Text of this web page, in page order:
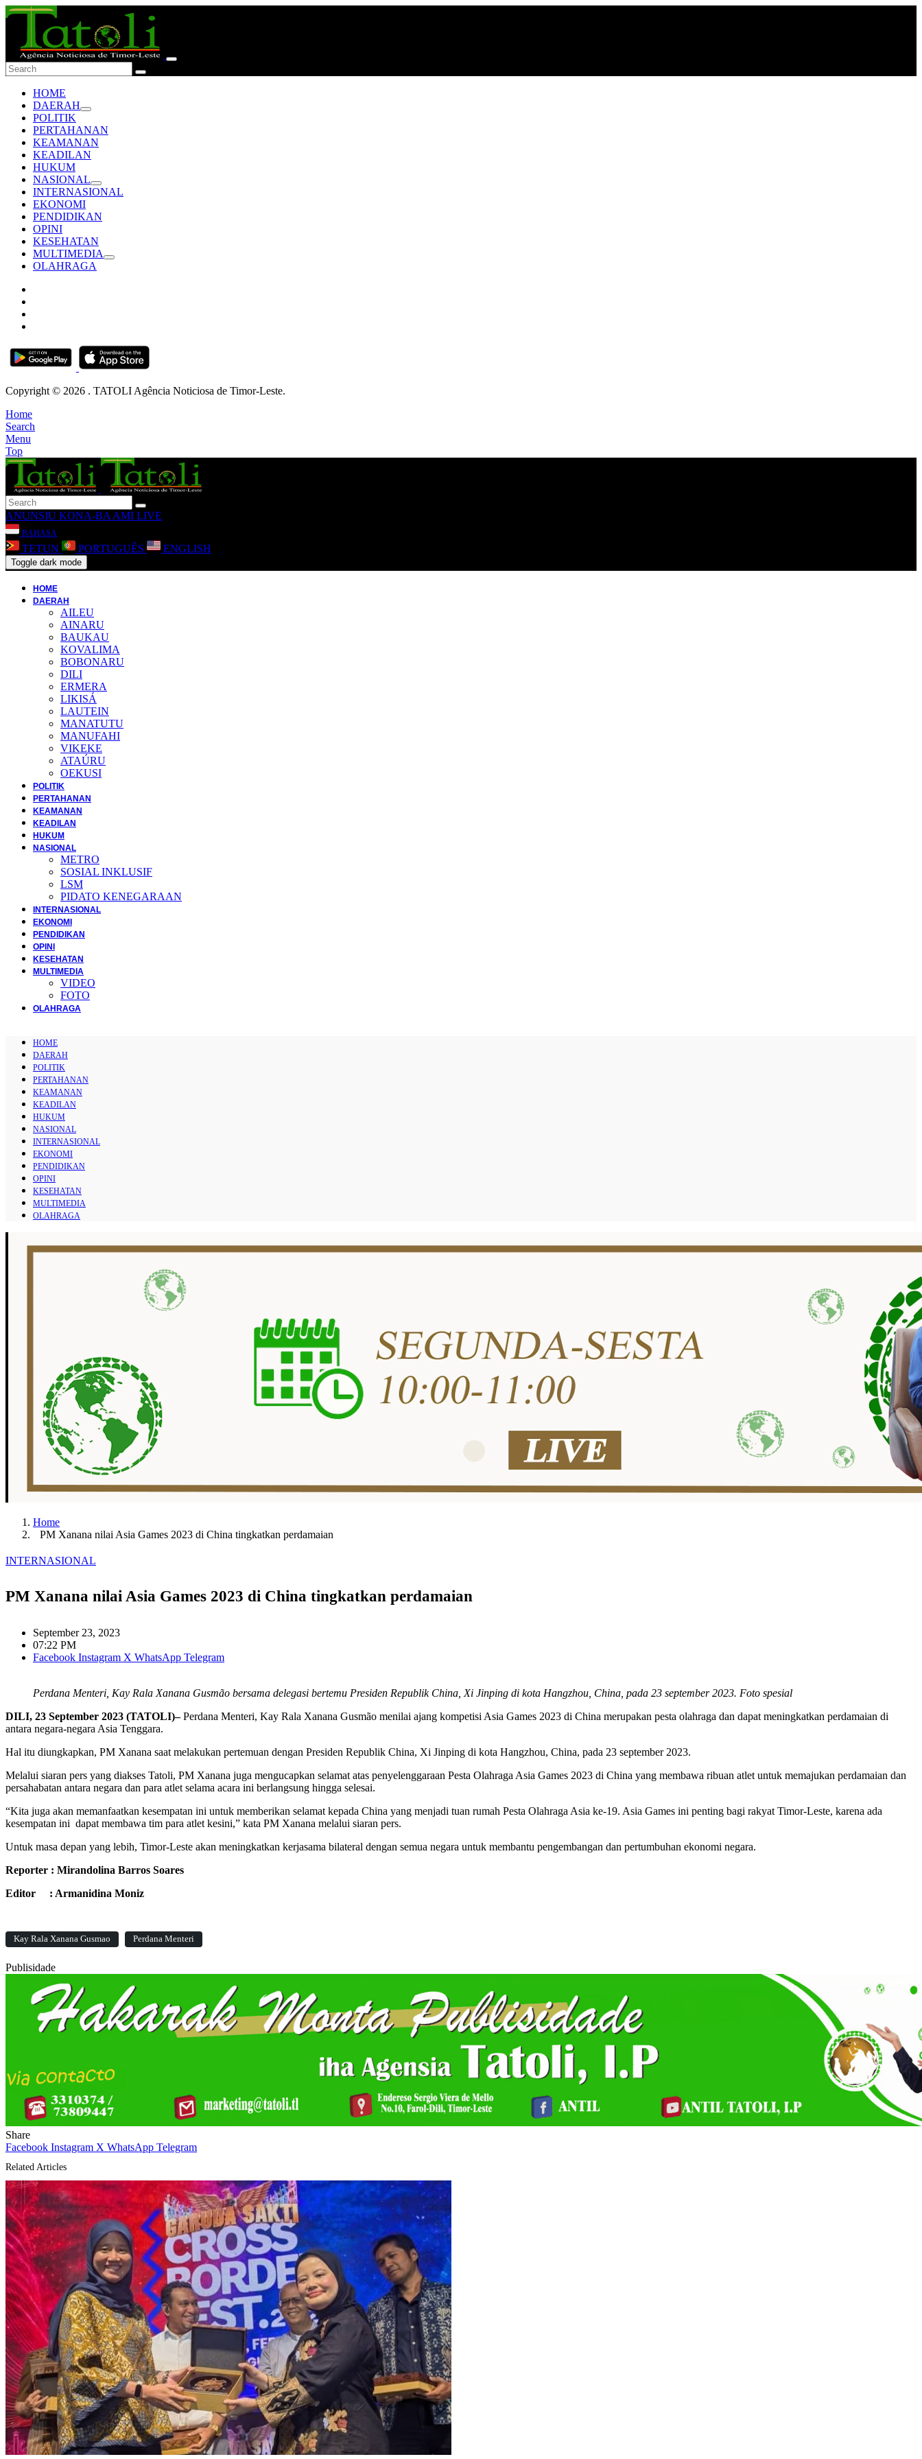
HOME
DAERAH
POLITIK
PERTAHANAN
KEAMANAN
KEADILAN
HUKUM
NASIONAL
INTERNASIONAL
EKONOMI
PENDIDIKAN
OPINI
KESEHATAN
MULTIMEDIA
OLAHRAGA
Copyright © 2026 . TATOLI Agência Noticiosa de Timor-Leste.
Home
Search
Menu
Top
ANUNSIU KONA-BA AMI LIVE
BAHASA
TETUN PORTUGUÊS ENGLISH
Toggle dark mode
HOME
DAERAH
AILEU
AINARU
BAUKAU
KOVALIMA
BOBONARU
DILI
ERMERA
LIKISÁ
LAUTEIN
MANATUTU
MANUFAHI
VIKEKE
ATAÚRU
OEKUSI
POLITIK
PERTAHANAN
KEAMANAN
KEADILAN
HUKUM
NASIONAL
METRO
SOSIAL INKLUSIF
LSM
PIDATO KENEGARAAN
INTERNASIONAL
EKONOMI
PENDIDIKAN
OPINI
KESEHATAN
MULTIMEDIA
VIDEO
FOTO
OLAHRAGA
HOME
DAERAH
POLITIK
PERTAHANAN
KEAMANAN
KEADILAN
HUKUM
NASIONAL
INTERNASIONAL
EKONOMI
PENDIDIKAN
OPINI
KESEHATAN
MULTIMEDIA
OLAHRAGA
Home
PM Xanana nilai Asia Games 2023 di China tingkatkan perdamaian
INTERNASIONAL
PM Xanana nilai Asia Games 2023 di China tingkatkan perdamaian
September 23, 2023
07:22 PM
Facebook Instagram X WhatsApp Telegram
Perdana Menteri, Kay Rala Xanana Gusmão bersama delegasi bertemu Presiden Republik China, Xi Jinping di kota Hangzhou, China, pada 23 september 2023. Foto spesial
DILI, 23 September 2023 (TATOLI)–Perdana Menteri, Kay Rala Xanana Gusmão menilai ajang kompetisi Asia Games 2023 di China merupakan pesta olahraga dan dapat meningkatkan perdamaian di
antara negara-negara Asia Tenggara.
Hal itu diungkapkan, PM Xanana saat melakukan pertemuan dengan Presiden Republik China, Xi Jinping di kota Hangzhou, China, pada 23 september 2023.
Melalui siaran pers yang diakses Tatoli, PM Xanana juga mengucapkan selamat atas penyelenggaraan Pesta Olahraga Asia Games 2023 di China yang membawa ribuan atlet untuk memajukan perdamaian dan
persahabatan antara negara dan para atlet selama acara ini berlangsung hingga selesai.
“Kita juga akan memanfaatkan kesempatan ini untuk memberikan selamat kepada China yang menjadi tuan rumah Pesta Olahraga Asia ke-19. Asia Games ini penting bagi rakyat Timor-Leste, karena ada
kesempatan ini dapat membawa tim para atlet kesini,” kata PM Xanana melalui siaran pers.
Untuk masa depan yang lebih, Timor-Leste akan meningkatkan kerjasama bilateral dengan semua negara untuk membantu pengembangan dan pertumbuhan ekonomi negara.
Reporter : Mirandolina Barros Soares
Editor : Armanidina Moniz
Kay Rala Xanana Gusmao Perdana Menteri
Publisidade
Share
Facebook Instagram X WhatsApp Telegram
Related Articles